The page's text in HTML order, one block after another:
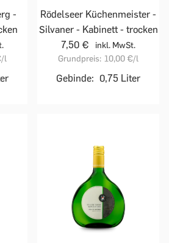
-
/l
Rödelseer Küchenmeister -
Silvaner - Kabinett - trocken
7,50 €
inkl. MwSt.
Grundpreis: 10,00 €/l
Gebinde: 0,75 Liter